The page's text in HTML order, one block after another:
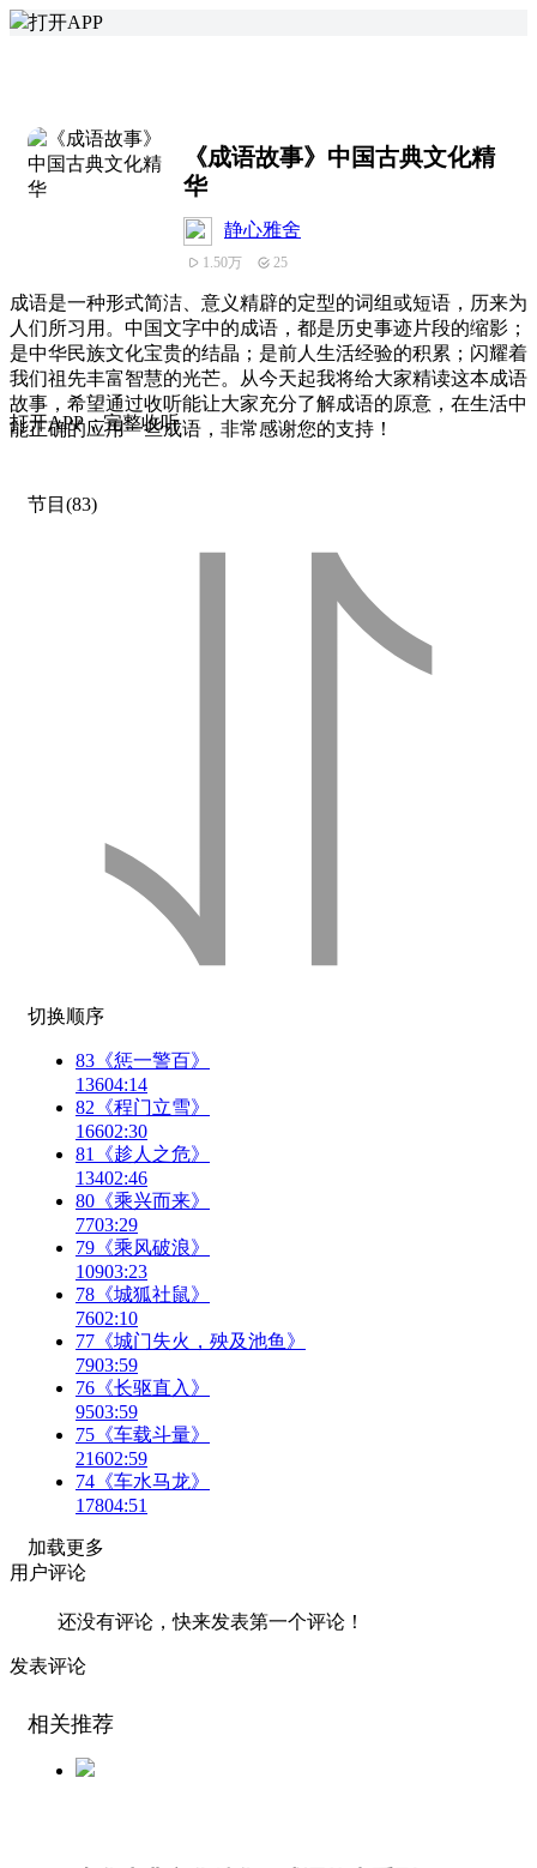
打开APP
《成语故事》中国古典文化精
华
静心雅舍
1.50万 25
成语是一种形式简洁、意义精辟的定型的词组或短语，历来为
人们所习用。中国文字中的成语，都是历史事迹片段的缩影；
是中华民族文化宝贵的结晶；是前人生活经验的积累；闪耀着
我们祖先丰富智慧的光芒。从今天起我将给大家精读这本成语
故事，希望通过收听能让大家充分了解成语的原意，在生活中
能正确的应用一些成语，非常感谢您的支持！
打开APP，完整收听
节目(83)
切换顺序
83《惩一警百》
13604:14
82《程门立雪》
16602:30
81《趁人之危》
13402:46
80《乘兴而来》
7703:29
79《乘风破浪》
10903:23
78《城狐社鼠》
7602:10
77《城门失火，殃及池鱼》
7903:59
76《长驱直入》
9503:59
75《车载斗量》
21602:59
74《车水马龙》
17804:51
加载更多
用户评论
还没有评论，快来发表第一个评论！
发表评论
相关推荐